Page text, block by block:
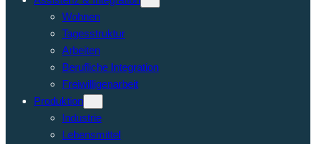
Wohnen
Tagesstruktur
Arbeiten
Berufliche Integration
Freiwilligenarbeit
Produktion
Industrie
Lebensmittel